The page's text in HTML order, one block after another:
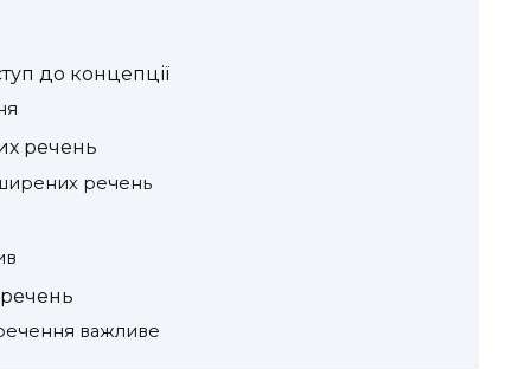
до концепції
речень
речень
важливе